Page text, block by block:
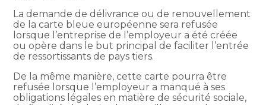
La demande de délivrance ou de renouvellement
de la carte bleue européenne sera refusée
lorsque l’entreprise de l’employeur a été créée
ou opère dans le but principal de faciliter l’entrée
de ressortissants de pays tiers.
De la même manière, cette carte pourra être
refusée lorsque l’employeur a manqué à ses
obligations légales en matière de sécurité sociale,